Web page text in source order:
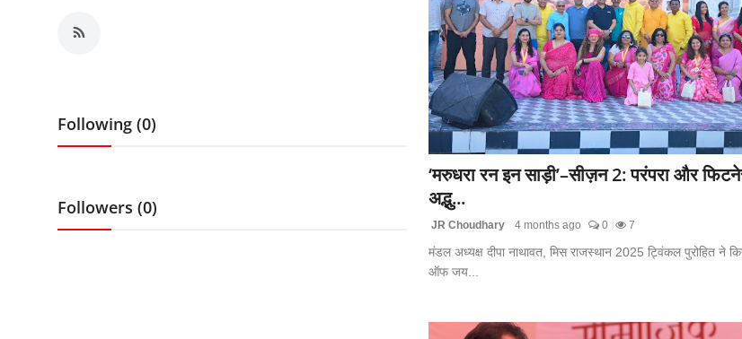
Following (0)
Followers (0)
‘मरुधरा रन इन साड़ी’–सीज़न 2: परंपरा और
अद्भु...
JR Choudhary 4 months ago 0 7
मंडल अध्यक्ष दीपा नाथावत, मिस राजस्थान 2025 ट्विंकल पुरोहित ने
ऑफ जय...